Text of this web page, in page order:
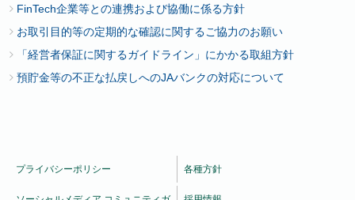
第２条 個人信用情報機関への利用・登録
（1）私は、組合が加盟する個人信用情報機関および同機
報、破産等の官報情報（ＣＩＣ、ＪＩＣＣを除く。）等
を含む。）が登録されている場合には、組合がそれを与
信取引上の判断（返済能力または転居先の調査（ＣＩ
FinTech企業等との連携および協働に係る方針
お取引目的等の定期的な確認に関するご協力のお願い
「経営者保証に関するガイドライン」にかかる取組方針
預貯金等の不正な払戻しへのJAバンクの対応について
プライバシーポリシー 各種方針